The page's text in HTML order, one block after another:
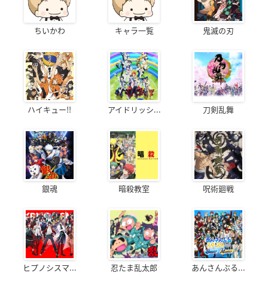
ちいかわ キャラ一覧 鬼滅の刃
ハイキュー!! アイドリッシ... 刀剣乱舞
銀魂 暗殺教室 呪術廻戦
ヒプノシスマ... 忍たま乱太郎 あんさんぶる...